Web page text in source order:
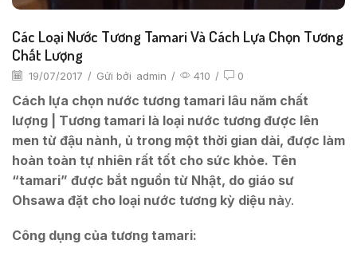
Các Loại Nước Tương Tamari Và Cách Lựa Chọn Tương
Chất Lượng
19/07/2017 / Gửi bởi admin / 410 / 0
Cách lựa chọn nước tương tamari lâu năm chất
lượng | Tương tamari là loại nước tương được lên
men từ đậu nành, ủ trong một thời gian dài, được làm
hoàn toàn tự nhiên rất tốt cho sức khỏe. Tên
“tamari” được bắt nguồn từ Nhật, do giáo sư
Ohsawa đặt cho loại nước tương kỳ diệu này.
Công dụng của tương tamari: